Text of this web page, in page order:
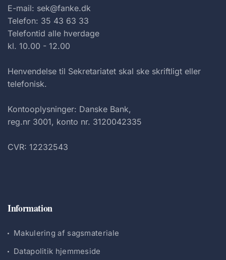
E-mail: sek@fanke.dk
Telefon: 35 43 63 33
Telefontid alle hverdage
kl. 10.00 - 12.00
Henvendelse til Sekretariatet skal ske skriftligt eller
telefonisk.
Kontooplysninger: Danske Bank,
reg.nr 3001, konto nr. 3120042335
CVR: 12232543
Information
Makulering af sagsmateriale
Datapolitik hjemmeside